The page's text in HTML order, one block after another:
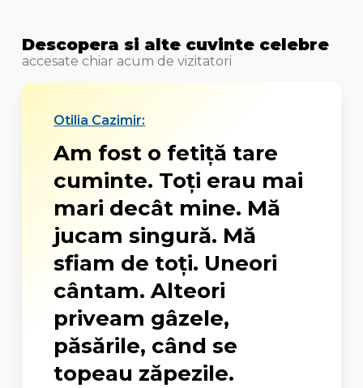
Descopera si alte cuvinte celebre
accesate chiar acum de vizitatori
Otilia Cazimir:
Am fost o fetiţă tare
cuminte. Toţi erau mai
mari decât mine. Mă
jucam singură. Mă
sfiam de toţi. Uneori
cântam. Alteori
priveam gâzele,
păsările, când se
topeau zăpezile.